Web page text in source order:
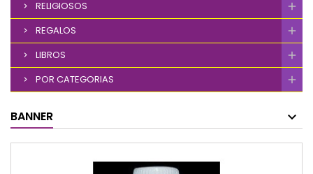
RELIGIOSOS
REGALOS
LIBROS
POR CATEGORIAS
BANNER